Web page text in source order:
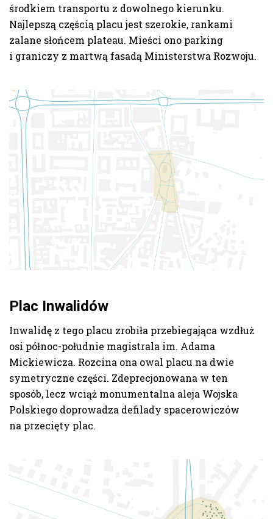
środkiem transportu z dowolnego kierunku.
Najlepszą częścią placu jest szerokie, rankami
zalane słońcem plateau. Mieści ono parking
i graniczy z martwą fasadą Ministerstwa Rozwoju.
Plac Inwalidów
Inwalidę z tego placu zrobiła przebiegająca wzdłuż
osi północ-południe magistrala im. Adama
Mickiewicza. Rozcina ona owal placu na dwie
symetryczne części. Zdeprecjonowana w ten
sposób, lecz wciąż monumentalna aleja Wojska
Polskiego doprowadza defilady spacerowiczów
na przecięty plac.